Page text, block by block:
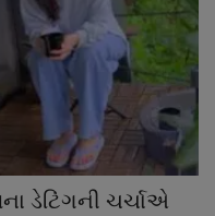
ડેટિંગની ચર્ચાએ